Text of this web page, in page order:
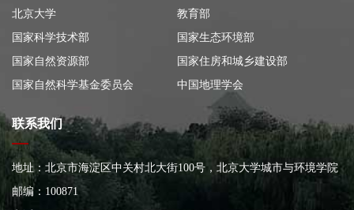
北京大学
教育部
国家科学技术部
国家生态环境部
国家自然资源部
国家住房和城乡建设部
国家自然科学基金委员会
中国地理学会
联系我们
地址：北京市海淀区中关村北大街100号，北京大学城市与环境学院
大楼
邮编：100871